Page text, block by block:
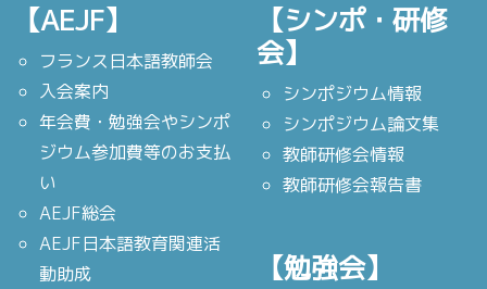
【AEJF】
フランス日本語教師会
入会案内
年会費・勉強会やシンポ
ジウム参加費等のお支払
い
AEJF総会
AEJF日本語教育関連活
動助成
【シンポ・研修
会】
シンポジウム情報
シンポジウム論文集
教師研修会情報
教師研修会報告書
【勉強会】